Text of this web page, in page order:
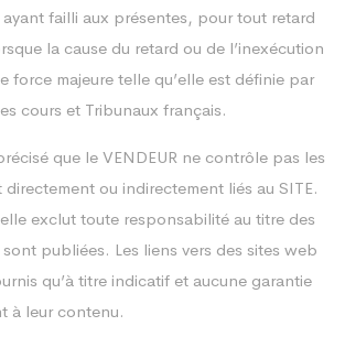
failli aux présentes, pour tout retard
la cause du retard ou de l’inexécution
force majeure telle qu’elle est définie par
cours et Tribunaux français.
que le VENDEUR ne contrôle pas les
ou indirectement liés au SITE.
exclut toute responsabilité au titre des
publiées. Les liens vers des sites web
qu’à titre indicatif et aucune garantie
à leur contenu.